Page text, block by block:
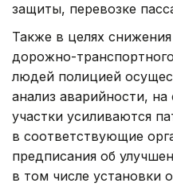
защиты, перевозке
Также в целях
дорожно-
людей полицией
анализ аварийности,
участки усиливаются
в соответствующие
предписания об
в том числе установки